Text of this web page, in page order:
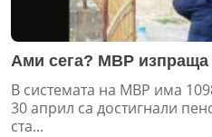
Ами сега? МВР изпраща
В системата на МВР има
30 април са достигнали
ста...